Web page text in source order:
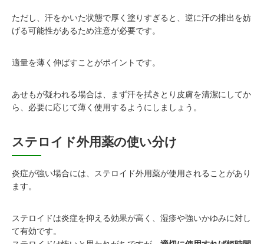
ただし、汗をかいた状態で厚く塗りすぎると、逆に汗の排出を妨
げる可能性があるため注意が必要です。
適量を薄く伸ばすことがポイントです。
あせもが疑われる場合は、まず汗を拭きとり皮膚を清潔にしてか
ら、必要に応じて薄く使用するようにしましょう。
ステロイド外用薬の使い分け
炎症が強い場合には、ステロイド外用薬が使用されることがあり
ます。
ステロイドは炎症を抑える効果が高く、湿疹や強いかゆみに対し
て有効です。